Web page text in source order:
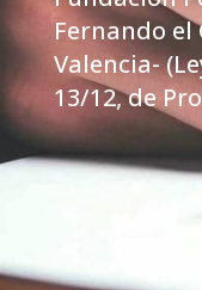
Fernando el
Valencia-
13/12, de